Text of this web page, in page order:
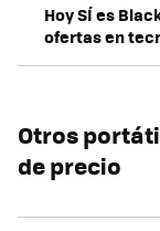
Hoy SÍ es
ofertas en
Otros
de precio